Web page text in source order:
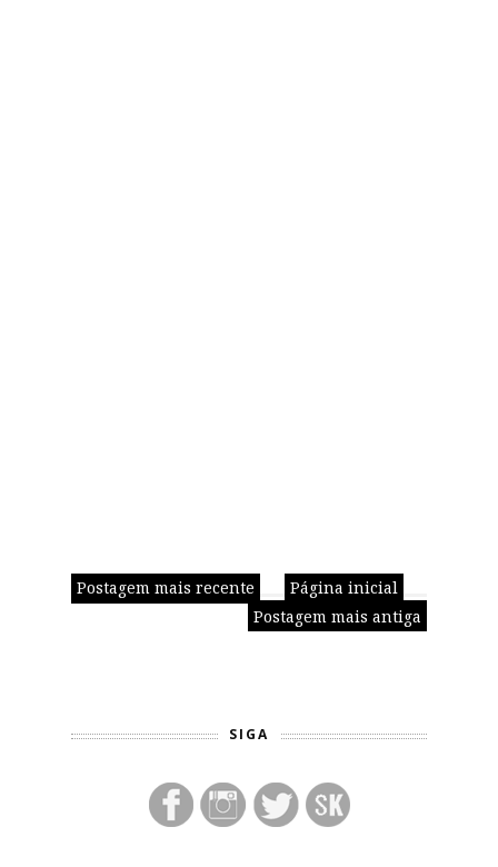
Postagem mais recente
Postagem mais antiga
Página inicial
SIGA